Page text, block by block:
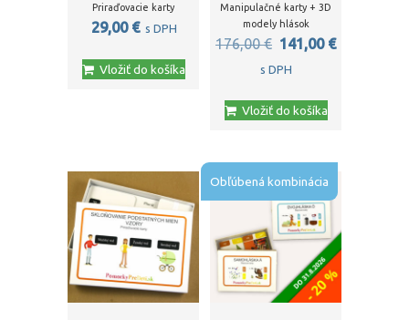
Priraďovacie karty
29,00 € s DPH
Vložiť do košíka
Manipulačné karty + 3D
modely hlások
176,00€ Pôvodná
cena
176,00 €.
141,00 €
s DPH
Vložiť do košíka
Obľúbená kombinácia